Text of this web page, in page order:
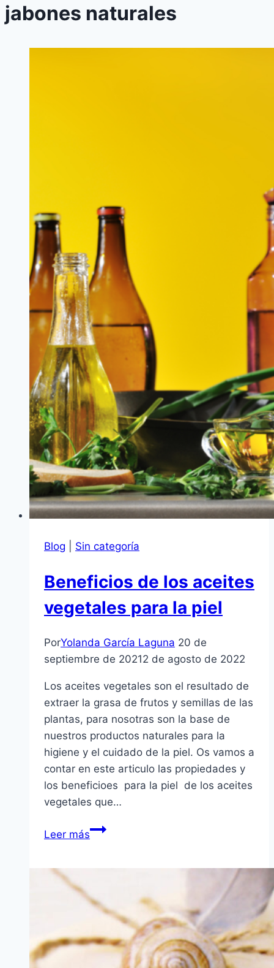
jabones naturales
Blog Sin categoría
Beneficios de los aceites
vegetales para la piel
PorYolanda García Laguna 20 de
septiembre de 20212 de agosto de 2022
Los aceites vegetales son el resultado de
extraer la grasa de frutos y semillas de las
plantas, para nosotras son la base de
nuestros productos naturales para la
higiene y el cuidado de la piel. Os vamos a
contar en este articulo las propiedades y
los beneficioes para la piel de los aceites
vegetales que…
Leer másBeneficios
vegetales
para
piel